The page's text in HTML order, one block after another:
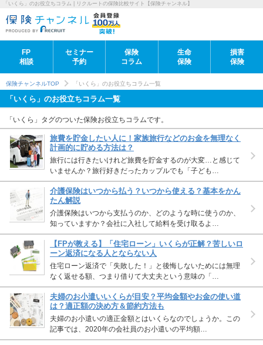
「いくら」のお役立ちコラム | リクルートの保険比較サイト【保険チャンネル】
FP
相談
セミナー
予約
保険
コラム
生命
保険
損害
保険
保険チャンネルTOP 「いくら」のお役立ちコラム一覧
「いくら」のお役立ちコラム一覧
「いくら」タグのついた保険お役立ちコラムです。
旅費を貯金したい人に！家族旅行などのお金を無理なく
計画的に貯める方法は？
旅行には行きたいけれど旅費を貯金するのが大変…と感じて
いませんか？旅行好きだったカップルでも「子ども…
介護保険はいつから払う？いつから使える？基本をかん
たん解説
介護保険はいつから支払うのか、どのような時に使うのか、
知っていますか？会社に入社して給料を受け取るよ…
【FPが教える】「住宅ローン」いくらが正解？苦しいロ
ーン返済になる人とならない人
住宅ローン返済で「失敗した！」と後悔しないためには無理
なく返せる額、つまり借りて大丈夫という意味の「…
夫婦のお小遣いいくらが目安？平均金額やお金の使い道
は？適正額の決め方＆節約方法も
夫婦のお小遣いの適正金額とはいくらなのでしょうか。この
記事では、2020年の会社員のお小遣いの平均額…